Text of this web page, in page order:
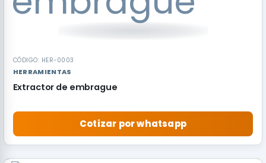
CÓDIGO: HER-0003
HERRAMIENTAS
Extractor de embrague
Cotizar por whatsapp